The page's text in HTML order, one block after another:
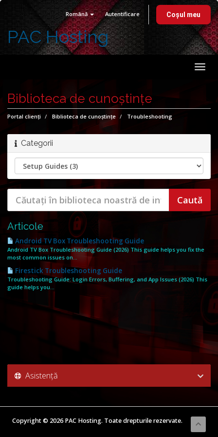
Română Autentificare Coșul meu
PAC Hosting
Biblioteca de cunoștințe
Portal clienți Biblioteca de cunoștințe Troubleshooting
Categorii
Articole
Android TV Box Troubleshooting Guide
Android TV Box Troubleshooting Guide (2026) This guide helps you fix the
most common issues on...
Firestick Troubleshooting Guide
Troubleshooting Guide: Login Errors, Buffering, and App Issues (2026) This
guide helps you...
Asistență
Copyright © 2026 PAC Hosting. Toate drepturile rezervate.